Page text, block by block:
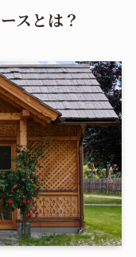
スとは？